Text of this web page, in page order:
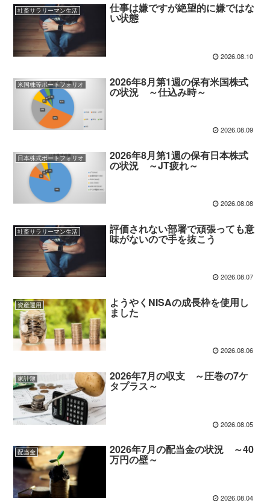
社畜サラリーマン生活 仕事は嫌ですが絶望的に嫌ではな
い状態
2026.08.10
米国株等ポートフォリオ 2026年8月第1週の保有米国株式
の状況 ～仕込み時～
2026.08.09
日本株式ポートフォリオ 2026年8月第1週の保有日本株式
の状況 ～JT疲れ～
2026.08.08
社畜サラリーマン生活 評価されない部署で頑張っても意
味がないので手を抜こう
2026.08.07
資産運用 ようやくNISAの成長枠を使用し
ました
2026.08.06
家計簿 2026年7月の収支 ～圧巻の7ケ
タプラス～
2026.08.05
配当金 2026年7月の配当金の状況 ～40
万円の壁～
2026.08.04